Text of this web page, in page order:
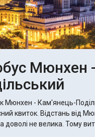
Мюнхен -
Мюнхен - Кам'янець-
квиток. Відстань від
доволі не велика. Тому